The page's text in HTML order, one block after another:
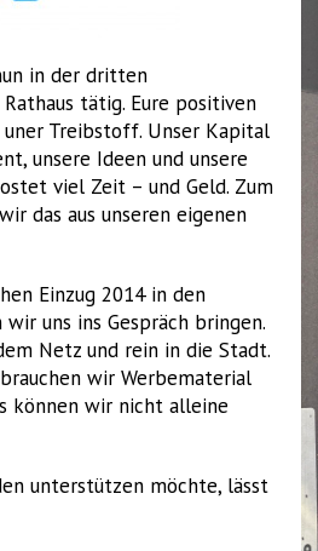
in der dritten
tätig. Eure positiven
uner Treibstoff. Unser Kapital
unsere Ideen und unsere
viel Zeit – und Geld. Zum
das aus unseren eigenen
Einzug 2014 in den
uns ins Gespräch bringen.
Netz und rein in die Stadt.
wir Werbematerial
können wir nicht alleine
unterstützen möchte, lässt